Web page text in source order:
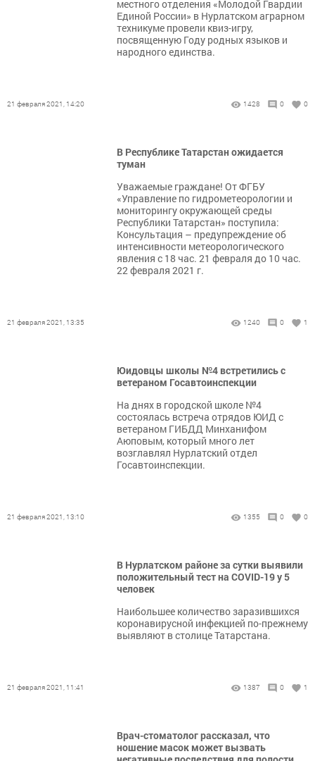
местного отделения «Молодой Гвардии
Единой России» в Нурлатском аграрном
техникуме провели квиз-игру,
посвященную Году родных языков и
народного единства.
21 февраля 2021, 14:20 1428 0 0
В Республике Татарстан ожидается
туман
​​​​​​​Уважаемые граждане! От ФГБУ
«Управление по гидрометеорологии и
мониторингу окружающей среды
Республики Татарстан» поступила:
Консультация – предупреждение об
интенсивности метеорологического
явления с 18 час. 21 февраля до 10 час.
22 февраля 2021 г.
21 февраля 2021, 13:35 1240 0 1
Юидовцы школы №4 встретились с
ветераном Госавтоинспекции
На днях в городской школе №4
состоялась встреча отрядов ЮИД с
ветераном ГИБДД Минханифом
Аюповым, который много лет
возглавлял Нурлатский отдел
Госавтоинспекции.
21 февраля 2021, 13:10 1355 0 0
В Нурлатском районе за сутки выявили
положительный тест на COVID-19 у 5
человек
Наибольшее количество заразившихся
коронавирусной инфекцией по-прежнему
выявляют в столице Татарстана.
21 февраля 2021, 11:41 1387 0 1
Врач-стоматолог рассказал, что
ношение масок может вызвать